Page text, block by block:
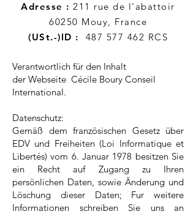
Adresse :211 rue de l'abattoir
60250 Mouy, France
(USt.-)ID :
487 577 462 RCS
Verantwortlich für den Inhalt
der Webseite Cécile Boury Conseil
International.
Datenschutz:
Gemäß dem französischen Gesetz über
EDV und Freiheiten (Loi Informatique et
Libertés) vom 6. Januar 1978 besitzen Sie
ein Recht auf Zugang zu Ihren
persönlichen Daten, sowie Änderung und
Löschung dieser Daten; Fur weitere
Informationen schreiben Sie uns an